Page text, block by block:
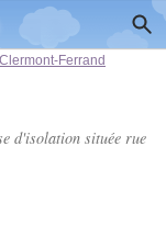
Clermont-Ferrand
d'isolation située rue